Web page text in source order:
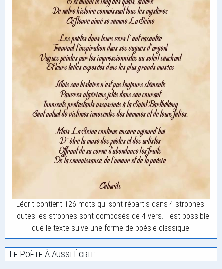
L'écrit contient 126 mots qui sont répartis dans 4 strophes.
Toutes les strophes sont composés de 4 vers. Il est possible
que le texte suive une forme de poésie classique.
Le Poète À Aussi Écrit: